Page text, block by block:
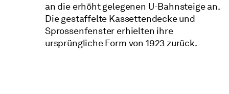
an die erhöht gelegenen U-Bahnsteige an.
Die gestaffelte Kassettendecke und
Sprossenfenster erhielten ihre
ursprüngliche Form von 1923 zurück.